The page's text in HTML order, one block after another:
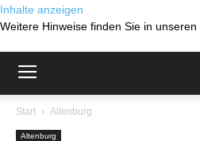
Inhalte anzeigen
Weitere Hinweise finden Sie in unseren
Start Altenburg
Altenburg